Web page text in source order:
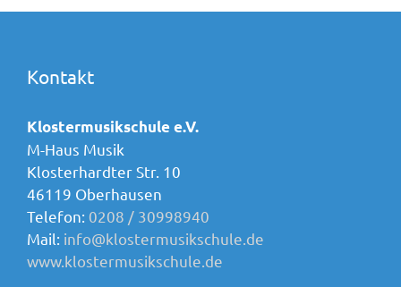
Kontakt
Klostermusikschule e.V.
M-Haus Musik
Klosterhardter Str. 10
46119 Oberhausen
Telefon: 0208 / 30998940
Mail: info@klostermusikschule.de
www.klostermusikschule.de